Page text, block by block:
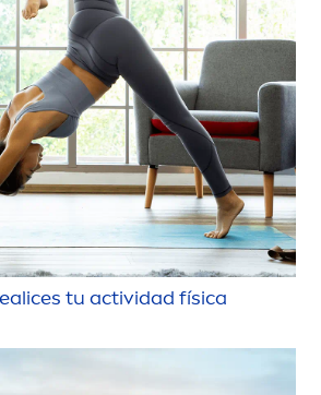
tu actividad física